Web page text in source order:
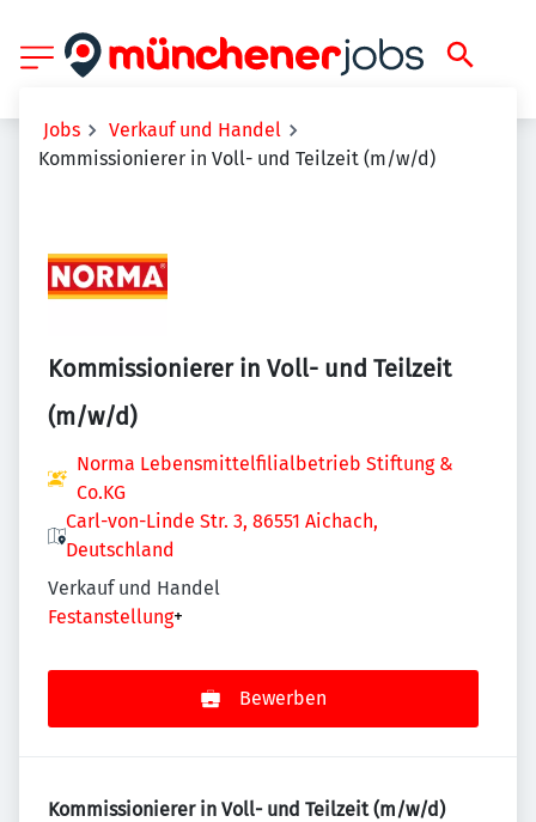
Jobs
Verkauf und Handel
Kommissionierer in Voll- und Teilzeit (m/w/d)
Kommissionierer in Voll- und Teilzeit
(m/w/d)
Norma Lebensmittelfilialbetrieb Stiftung &
Co.KG
Carl-von-Linde Str. 3, 86551 Aichach,
Deutschland
Verkauf und Handel
Festanstellung+
Bewerben
Kommissionierer in Voll- und Teilzeit (m/w/d)